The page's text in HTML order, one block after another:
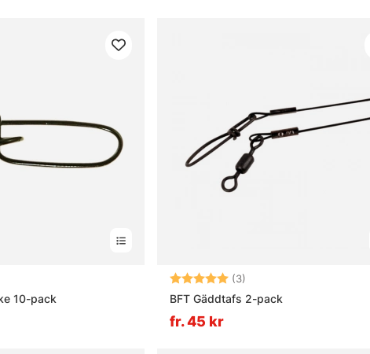
10-pack
Betyg: (3)
BFT Gäddtafs 2-pack
fr. 45 kr